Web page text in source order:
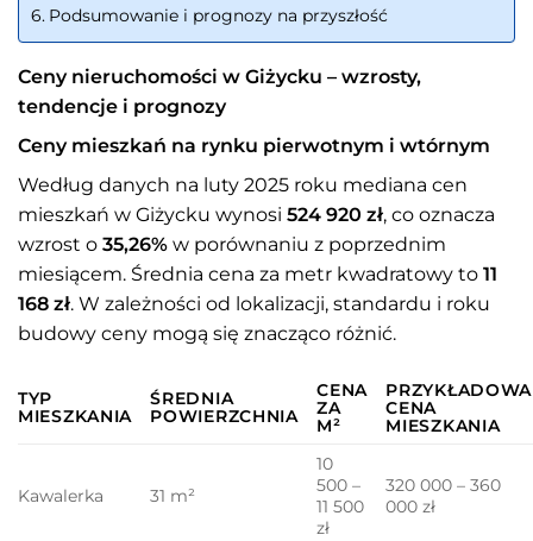
Podsumowanie i prognozy na przyszłość
Ceny nieruchomości w Giżycku – wzrosty,
tendencje i prognozy
Ceny mieszkań na rynku pierwotnym i wtórnym
Według danych na luty 2025 roku mediana cen
mieszkań w Giżycku wynosi 524 920 zł, co oznacza
wzrost o 35,26% w porównaniu z poprzednim
miesiącem. Średnia cena za metr kwadratowy to 11
168 zł. W zależności od lokalizacji, standardu i roku
budowy ceny mogą się znacząco różnić.
TYP
MIESZKANIA
ŚREDNIA
POWIERZCHNIA
CENA
ZA
M²
PRZYKŁADOWA
CENA
MIESZKANIA
Kawalerka 31 m²
10
500 –
11 500
zł
320 000 – 360
000 zł